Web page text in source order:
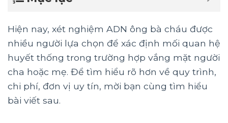
Hiện nay, xét nghiệm ADN ông bà cháu được
nhiều người lựa chọn để xác định mối quan hệ
huyết thống trong trường hợp vắng mặt người
cha hoặc mẹ. Để tìm hiểu rõ hơn về quy trình,
chi phí, đơn vị uy tín, mời bạn cùng tìm hiểu
bài viết sau.